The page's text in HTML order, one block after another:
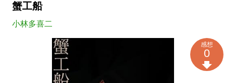
蟹工船
小林多喜二
感想
0